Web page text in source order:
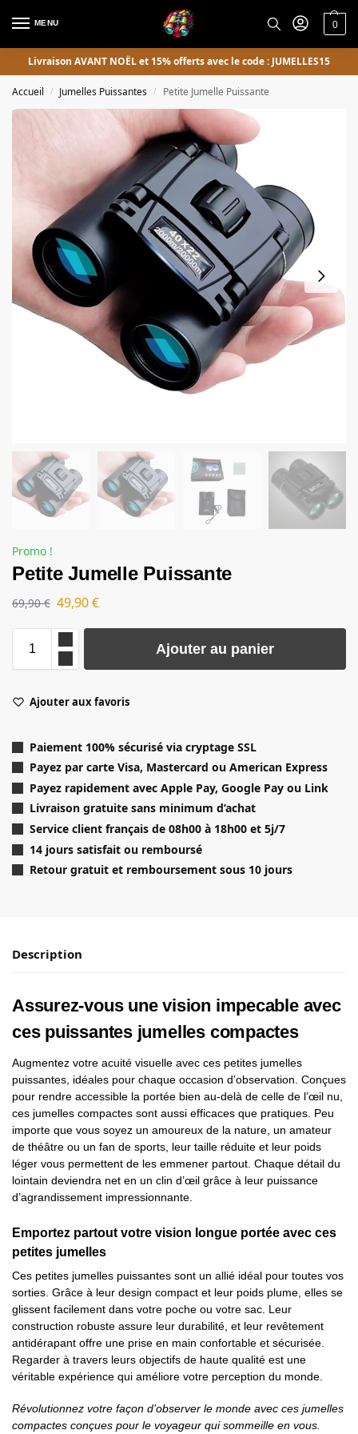
MENU 0
Livraison AVANT NOËL et 15% offerts avec le code : JUMELLES15
Accueil / Jumelles Puissantes / Petite Jumelle Puissante
Promo !
Petite Jumelle Puissante
69,90€ 49,90€
Ajouter au panier
Ajouter aux favoris
Paiement 100% sécurisé via cryptage SSL
Payez par carte Visa, Mastercard ou American Express
Payez rapidement avec Apple Pay, Google Pay ou Link
Livraison gratuite sans minimum d’achat
Service client français de 08h00 à 18h00 et 5j/7
14 jours satisfait ou remboursé
Retour gratuit et remboursement sous 10 jours
Description
Assurez-vous une vision impecable avec
ces puissantes jumelles compactes
Augmentez votre acuité visuelle avec ces petites jumelles
puissantes, idéales pour chaque occasion d’observation. Conçues
pour rendre accessible la portée bien au-delà de celle de l’œil nu,
ces jumelles compactes sont aussi efficaces que pratiques. Peu
importe que vous soyez un amoureux de la nature, un amateur
de théâtre ou un fan de sports, leur taille réduite et leur poids
léger vous permettent de les emmener partout. Chaque détail du
lointain deviendra net en un clin d’œil grâce à leur puissance
d’agrandissement impressionnante.
Emportez partout votre vision longue portée avec ces
petites jumelles
Ces petites jumelles puissantes sont un allié idéal pour toutes vos
sorties. Grâce à leur design compact et leur poids plume, elles se
glissent facilement dans votre poche ou votre sac. Leur
construction robuste assure leur durabilité, et leur revêtement
antidérapant offre une prise en main confortable et sécurisée.
Regarder à travers leurs objectifs de haute qualité est une
véritable expérience qui améliore votre perception du monde.
Révolutionnez votre façon d’observer le monde avec ces jumelles
compactes conçues pour le voyageur qui sommeille en vous.